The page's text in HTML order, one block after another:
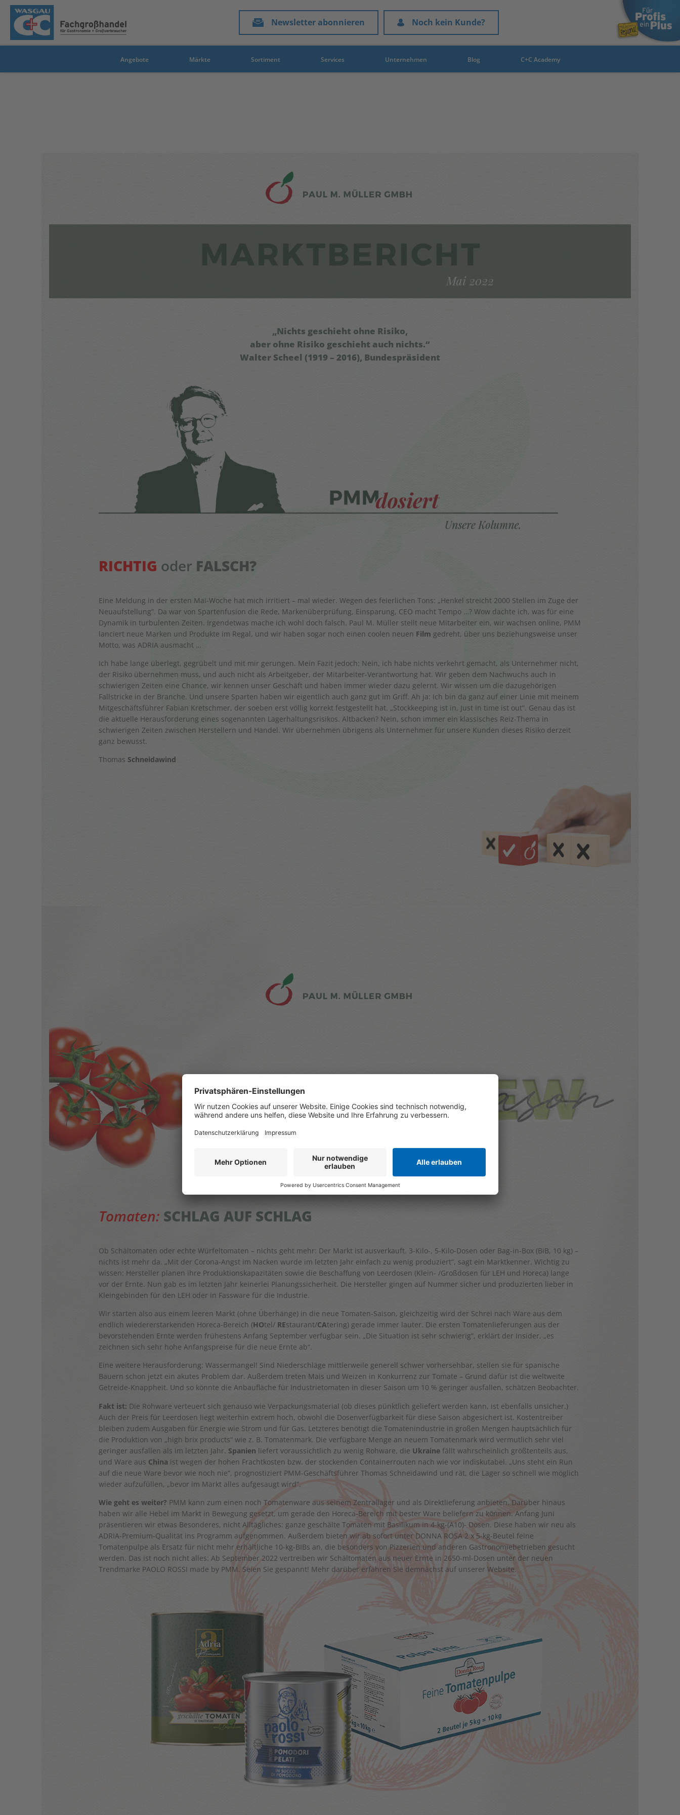
Newsletter abonnieren Noch kein Kunde?
Angebote Märkte Sortiment Services Unternehmen Blog C+C Academy
„Nichts geschieht ohne Risiko,
aber ohne Risiko geschieht auch nichts.“
Walter Scheel (1919 – 2016), Bundespräsident
RICHTIG oder FALSCH?
Eine Meldung in der ersten Mai-Woche hat mich irritiert – mal wieder. Wegen des feierlichen Tons: „Henkel streicht 2000 Stellen im Zuge der
Neuaufstellung”. Da war von Spartenfusion die Rede, Markenüberprüfung, Einsparung, CEO macht Tempo …? Wow dachte ich, was für eine
Dynamik in turbulenten Zeiten. Irgendetwas mache ich wohl doch falsch. Paul M. Müller stellt neue Mitarbeiter ein, wir wachsen online, PMM
lanciert neue Marken und Produkte im Regal, und wir haben sogar noch einen coolen neuen Film gedreht, über uns beziehungsweise unser
Motto, was ADRIA ausmacht …
Ich habe lange überlegt, gegrübelt und mit mir gerungen. Mein Fazit jedoch: Nein, ich habe nichts verkehrt gemacht, als Unternehmer nicht,
der Risiko übernehmen muss, und auch nicht als Arbeitgeber, der Mitarbeiter-Verantwortung hat. Wir geben dem Nachwuchs auch in
schwierigen Zeiten eine Chance, wir kennen unser Geschäft und haben immer wieder dazu gelernt. Wir wissen um die dazugehörigen
Fallstricke in der Branche. Und unsere Sparten haben wir eigentlich auch ganz gut im Griff. Ah ja: Ich bin da ganz auf einer Linie mit meinem
Mitgeschäftsführer Fabian Kretschmer, der soeben erst völlig korrekt festgestellt hat. „Stockkeeping ist in, Just in time ist out”. Genau das ist
die aktuelle Herausforderung eines sogenannten Lagerhaltungsrisikos. Altbacken? Nein, schon immer ein klassisches Reiz-Thema in
schwierigen Zeiten zwischen Herstellern und Handel. Wir übernehmen übrigens als Unternehmer für unsere Kunden dieses Risiko derzeit
ganz bewusst.
Thomas Schneidawind
Tomaten: SCHLAG AUF SCHLAG
Ob Schältomaten oder echte Würfeltomaten – nichts geht mehr: Der Markt ist ausverkauft. 3-Kilo-, 5-Kilo-Dosen oder Bag-in-Box (BiB, 10 kg) –
nichts ist mehr da. „Mit der Corona-Angst im Nacken wurde im letzten Jahr einfach zu wenig produziert“, sagt ein Marktkenner. Wichtig zu
wissen: Hersteller planen ihre Produktionskapazitäten sowie die Beschaffung von Leerdosen (Klein- /Großdosen für LEH und Horeca) lange
vor der Ernte. Nun gab es im letzten Jahr keinerlei Planungssicherheit. Die Hersteller gingen auf Nummer sicher und produzierten lieber in
Kleingebinden für den LEH oder in Fassware für die Industrie.
Wir starten also aus einem leeren Markt (ohne Überhänge) in die neue Tomaten-Saison, gleichzeitig wird der Schrei nach Ware aus dem
endlich wiedererstarkenden Horeca-Bereich (HOtel/ REstaurant/CAtering) gerade immer lauter. Die ersten Tomatenlieferungen aus der
bevorstehenden Ernte werden frühestens Anfang September verfügbar sein. „Die Situation ist sehr schwierig“, erklärt der Insider, „es
zeichnen sich sehr hohe Anfangspreise für die neue Ernte ab“.
Eine weitere Herausforderung: Wassermangel! Sind Niederschläge mittlerweile generell schwer vorhersehbar, stellen sie für spanische
Bauern schon jetzt ein akutes Problem dar. Außerdem treten Mais und Weizen in Konkurrenz zur Tomate – Grund dafür ist die weltweite
Getreide-Knappheit. Und so könnte die Anbaufläche für Industrietomaten in dieser Saison um 10 % geringer ausfallen, schätzen Beobachter.
Fakt ist: Die Rohware verteuert sich genauso wie Verpackungsmaterial (ob dieses pünktlich geliefert werden kann, ist ebenfalls unsicher.)
Auch der Preis für Leerdosen liegt weiterhin extrem hoch, obwohl die Dosenverfügbarkeit für diese Saison abgesichert ist. Kostentreiber
bleiben zudem Ausgaben für Energie wie Strom und für Gas. Letzteres benötigt die Tomatenindustrie in großen Mengen hauptsächlich für
die Produktion von „high brix products“ wie z. B. Tomatenmark. Die verfügbare Menge an neuem Tomatenmark wird vermutlich sehr viel
geringer ausfallen als im letzten Jahr. Spanien liefert voraussichtlich zu wenig Rohware, die Ukraine fällt wahrscheinlich größtenteils aus,
und Ware aus China ist wegen der hohen Frachtkosten bzw. der stockenden Containerrouten nach wie vor indiskutabel. „Uns steht ein Run
auf die neue Ware bevor wie noch nie“, prognostiziert PMM-Geschäftsführer Thomas Schneidawind und rät, die Lager so schnell wie möglich
wieder aufzufüllen, „bevor im Markt alles aufgesaugt wird“.
Wie geht es weiter? PMM kann zum einen noch Tomatenware aus seinem Zentrallager und als Direktlieferung anbieten. Darüber hinaus
haben wir alle Hebel im Markt in Bewegung gesetzt, um gerade den Horeca-Bereich mit bester Ware beliefern zu können. Anfang Juni
präsentieren wir etwas Besonderes, nicht Alltägliches: ganze geschälte Tomaten mit Basilikum in 4-kg-(A10)- Dosen. Diese haben wir neu als
ADRIA-Premium-Qualität ins Programm aufgenommen. Außerdem bieten wir ab sofort unter DONNA ROSA 2 x 5-kg-Beutel feine
Tomatenpulpe als Ersatz für nicht mehr erhältliche 10-kg-BIBs an, die besonders von Pizzerien und anderen Gastronomiebetrieben gesucht
werden. Das ist noch nicht alles: Ab September 2022 vertreiben wir Schältomaten aus neuer Ernte in 2650-ml-Dosen unter der neuen
Trendmarke PAOLO ROSSI made by PMM. Seien Sie gespannt! Mehr darüber erfahren Sie demnächst auf unserer Website.